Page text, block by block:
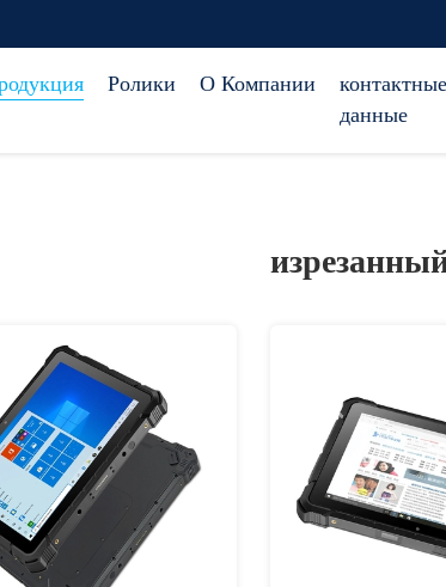
Ролики О Компании
контактные
данные